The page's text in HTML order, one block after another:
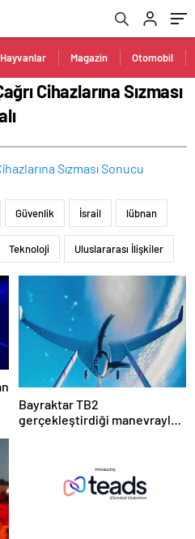
Hayvanlar Magazin Otomobil
Cihazlarına Sızması
Güvenlik İsrail lübnan
Teknoloji Uluslararası İlişkiler
Bayraktar TB2
gerçekleştirdiği manevrayla